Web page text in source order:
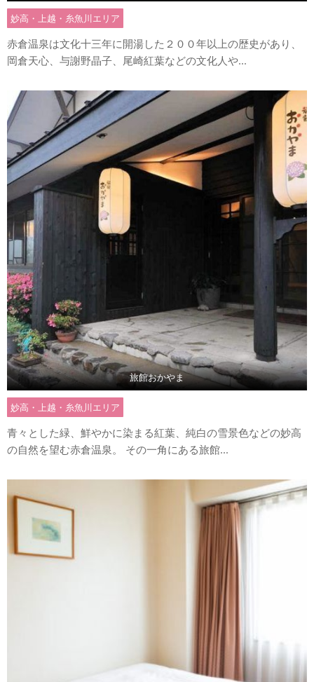
妙高・上越・糸魚川エリア
赤倉温泉は文化十三年に開湯した２００年以上の歴史があり、
岡倉天心、与謝野晶子、尾崎紅葉などの文化人や...
旅館おかやま
妙高・上越・糸魚川エリア
青々とした緑、鮮やかに染まる紅葉、純白の雪景色などの妙高
の自然を望む赤倉温泉。 その一角にある旅館...